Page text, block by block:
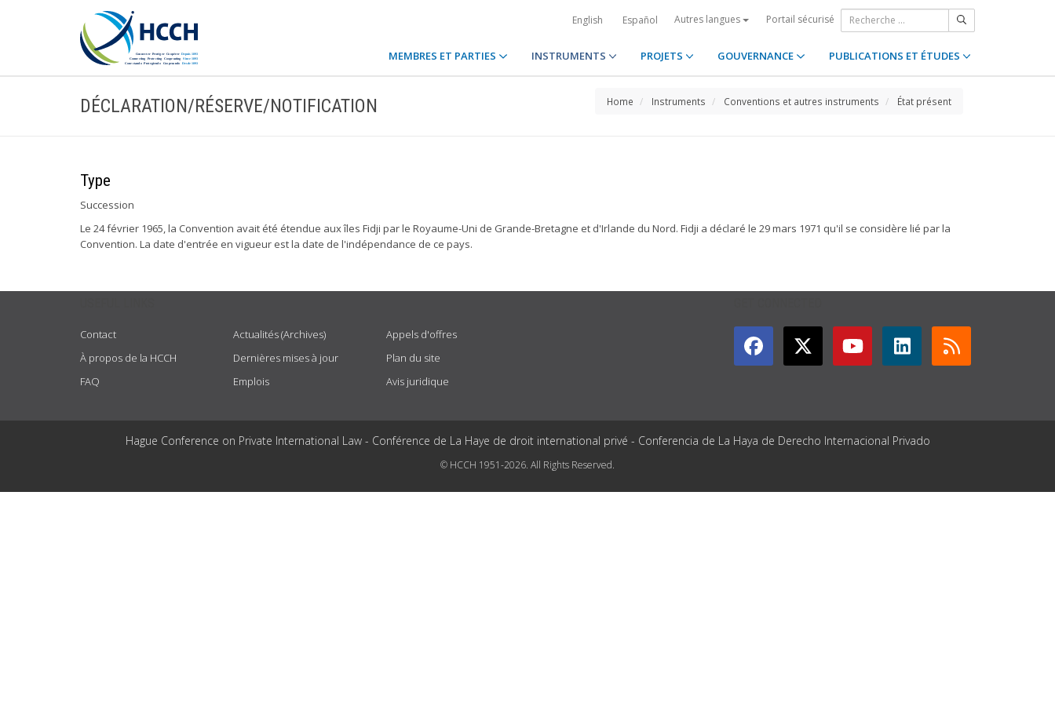
English Español Autres langues Portail sécurisé
MEMBRES ET PARTIES INSTRUMENTS PROJETS GOUVERNANCE PUBLICATIONS ET ÉTUDES
DÉCLARATION/RÉSERVE/NOTIFICATION Home Instruments Conventions et autres instruments État présent
Type
Succession
Le 24 février 1965, la Convention avait été étendue aux îles Fidji par le Royaume-Uni de Grande-Bretagne et d'Irlande du Nord. Fidji a déclaré le 29 mars 1971 qu'il se considère lié par la
Convention. La date d'entrée en vigueur est la date de l'indépendance de ce pays.
Contact
À propos de la HCCH
FAQ
Actualités (Archives)
Dernières mises à jour
Emplois
Appels d'offres
Plan du site
Avis juridique
Hague Conference on Private International Law - Conférence de La Haye de droit international privé - Conferencia de La Haya de Derecho Internacional Privado
© HCCH 1951-2026. All Rights Reserved.